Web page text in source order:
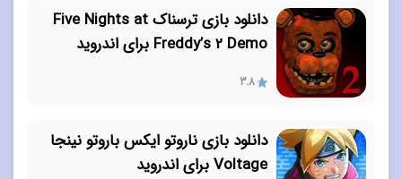
دانلود بازی ترسناک Five Nights at
Freddy’s 2 Demo برای اندروید
3.8
دانلود بازی ناروتو ایکس باروتو نینجا
Voltage برای اندروید